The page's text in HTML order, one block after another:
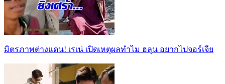
มิตรภาพต่างแดน! เรเน่ เปิดเหตุผลทำไม ฮลุน อยากไปจอร์เจีย